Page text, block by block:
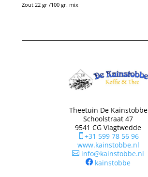
Zout 22 gr /100 gr. mix
Theetuin De Kainstobbe
Schoolstraat 47
9541 CG Vlagtwedde
+31 599 78 56 96
www.kainstobbe.nl
 info@kainstobbe.nl
kainstobbe